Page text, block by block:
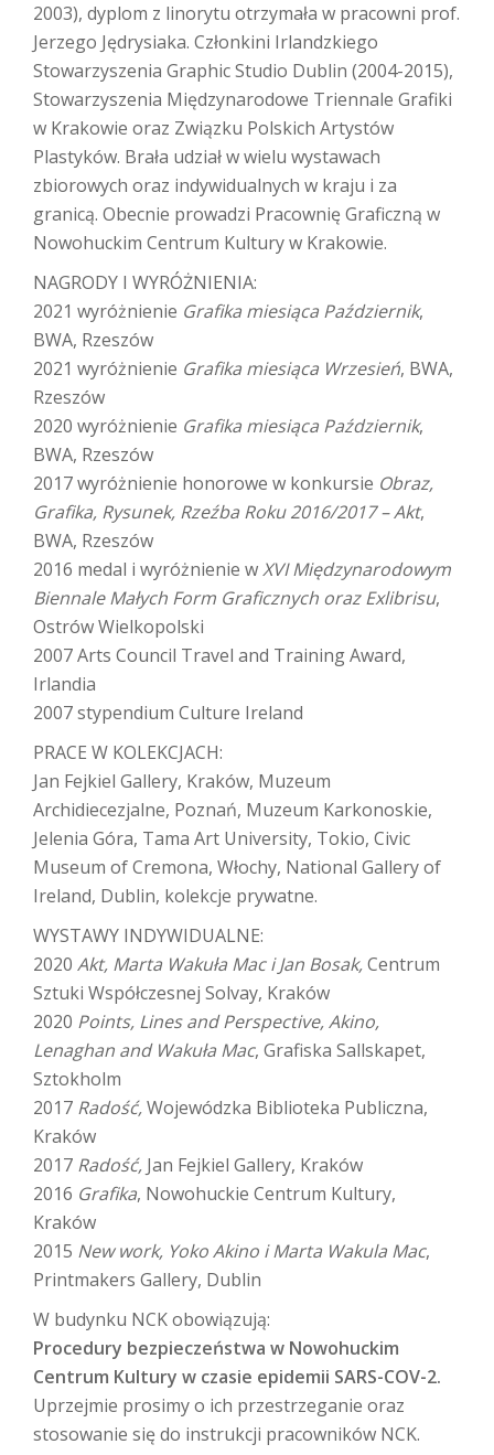
2003), dyplom z linorytu otrzymała w pracowni prof.
Jerzego Jędrysiaka. Członkini Irlandzkiego
Stowarzyszenia Graphic Studio Dublin (2004-2015),
Stowarzyszenia Międzynarodowe Triennale Grafiki
w Krakowie oraz Związku Polskich Artystów
Plastyków. Brała udział w wielu wystawach
zbiorowych oraz indywidualnych w kraju i za
granicą. Obecnie prowadzi Pracownię Graficzną w
Nowohuckim Centrum Kultury w Krakowie.
NAGRODY I WYRÓŻNIENIA:
2021 wyróżnienie Grafika miesiąca Październik,
BWA, Rzeszów
2021 wyróżnienie Grafika miesiąca Wrzesień, BWA,
Rzeszów
2020 wyróżnienie Grafika miesiąca Październik,
BWA, Rzeszów
2017 wyróżnienie honorowe w konkursie Obraz,
Grafika, Rysunek, Rzeźba Roku 2016/2017 – Akt,
BWA, Rzeszów
2016 medal i wyróżnienie wXVI Międzynarodowym
Biennale Małych Form Graficznych oraz Exlibrisu,
Ostrów Wielkopolski
2007 Arts Council Travel and Training Award,
Irlandia
2007 stypendium Culture Ireland
PRACE W KOLEKCJACH:
Jan Fejkiel Gallery, Kraków, Muzeum
Archidiecezjalne, Poznań, Muzeum Karkonoskie,
Jelenia Góra, Tama Art University, Tokio, Civic
Museum of Cremona, Włochy, National Gallery of
Ireland, Dublin, kolekcje prywatne.
WYSTAWY INDYWIDUALNE:
2020 Akt, Marta Wakuła Mac i Jan Bosak,Centrum
Sztuki Współczesnej Solvay, Kraków
2020 Points, Lines and Perspective, Akino,
Lenaghan and Wakuła Mac, Grafiska Sallskapet,
Sztokholm
2017 Radość,Wojewódzka Biblioteka Publiczna,
Kraków
2017 Radość, Jan Fejkiel Gallery, Kraków
2016 Grafika, Nowohuckie Centrum Kultury,
Kraków
2015 New work, Yoko Akino i Marta Wakula Mac,
Printmakers Gallery, Dublin
W budynku NCK obowiązują:
Procedury bezpieczeństwa w Nowohuckim
Centrum Kultury w czasie epidemii SARS-COV-2.
Uprzejmie prosimy o ich przestrzeganie oraz
stosowanie się do instrukcji pracowników NCK.